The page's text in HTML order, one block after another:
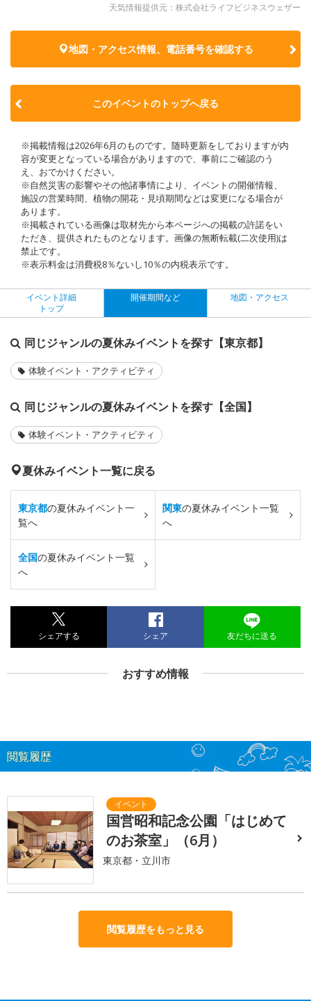
天気情報提供元：株式会社ライフビジネスウェザー
地図・アクセス情報、電話番号を確認する
このイベントのトップへ戻る
※掲載情報は2026年6月のものです。随時更新をしておりますが内
容が変更となっている場合がありますので、事前にご確認のう
え、おでかけください。
※自然災害の影響やその他諸事情により、イベントの開催情報、
施設の営業時間、植物の開花・見頃期間などは変更になる場合が
あります。
※掲載されている画像は取材先から本ページへの掲載の許諾をい
ただき、提供されたものとなります。画像の無断転載(二次使用)は
禁止です。
※表示料金は消費税8％ないし10％の内税表示です。
イベント詳細
トップ
開催期間など 地図・アクセス
同じジャンルの夏休みイベントを探す【東京都】
体験イベント・アクティビティ
同じジャンルの夏休みイベントを探す【全国】
体験イベント・アクティビティ
夏休みイベント一覧に戻る
東京都の夏休みイベント一
覧へ
関東の夏休みイベント一覧
へ
全国の夏休みイベント一覧
へ
シェアする シェア 友だちに送る
おすすめ情報
閲覧履歴
国営昭和記念公園「はじめて
のお茶室」（6月）
東京都・立川市
閲覧履歴をもっと見る